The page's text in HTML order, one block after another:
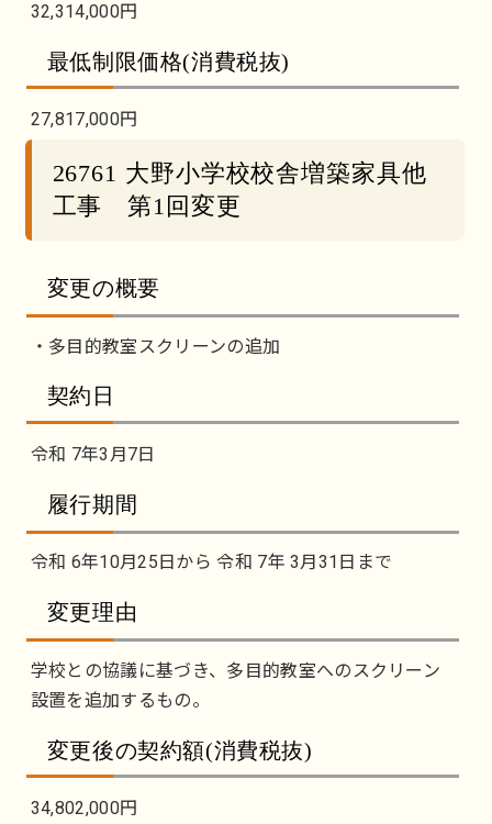
32,314,000円
最低制限価格(消費税抜)
27,817,000円
26761 大野小学校校舎増築家具他
工事 第1回変更
変更の概要
・多目的教室スクリーンの追加
契約日
令和 7年3月7日
履行期間
令和 6年10月25日から 令和 7年 3月31日まで
変更理由
学校との協議に基づき、多目的教室へのスクリーン
設置を追加するもの。
変更後の契約額(消費税抜)
34,802,000円